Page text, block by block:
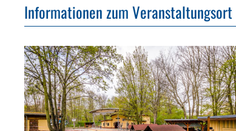
Informationen zum Veranstaltungsort